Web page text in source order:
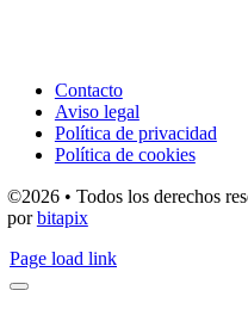
Contacto
Aviso legal
Política de privacidad
Política de cookies
©2026 • Todos los derechos
porbitapix
Page load link